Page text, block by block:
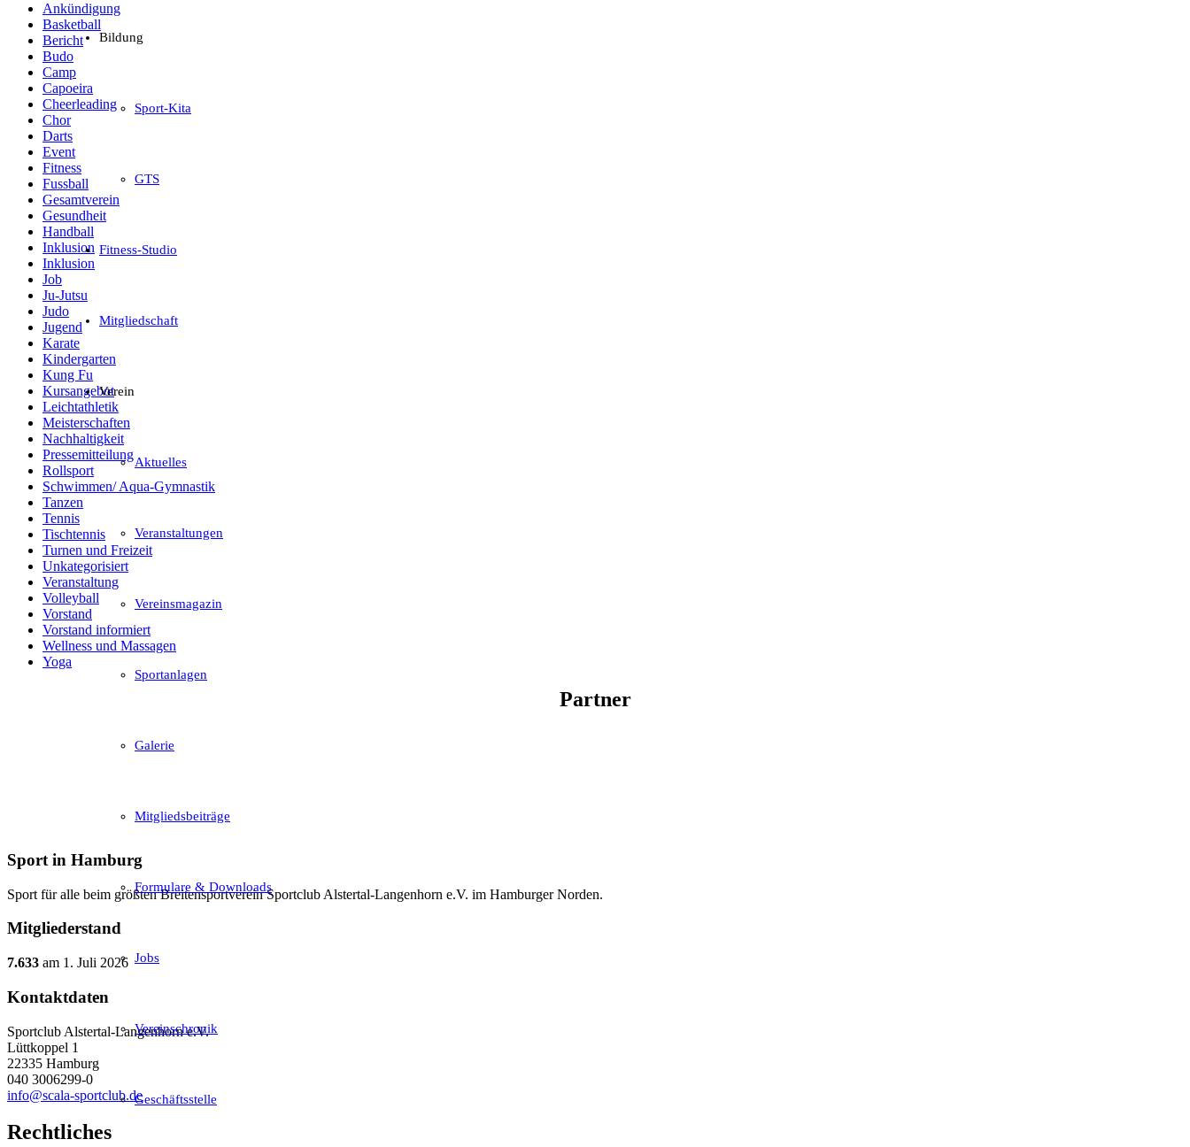
Bildung
Sport-Kita
GTS
Fitness-Studio
Mitgliedschaft
Verein
Aktuelles
Veranstaltungen
Vereinsmagazin
Sportanlagen
Galerie
Mitgliedsbeiträge
Formulare & Downloads
Jobs
Vereinschronik
Geschäftsstelle
Ankündigung
Basketball
Bericht
Budo
Camp
Capoeira
Cheerleading
Chor
Darts
Event
Fitness
Fussball
Gesamtverein
Gesundheit
Handball
Inklusion
Inklusion
Job
Ju-Jutsu
Judo
Jugend
Karate
Kindergarten
Kung Fu
Kursangebot
Leichtathletik
Meisterschaften
Nachhaltigkeit
Pressemitteilung
Rollsport
Schwimmen/ Aqua-Gymnastik
Tanzen
Tennis
Tischtennis
Turnen und Freizeit
Unkategorisiert
Veranstaltung
Volleyball
Vorstand
Vorstand informiert
Wellness und Massagen
Yoga
Partner
Sport in Hamburg
Sport für alle beim größten Breitensportverein Sportclub Alstertal-Langenhorn e.V. im Hamburger Norden.
Mitgliederstand
7.633 am 1. Juli 2026
Kontaktdaten
Sportclub Alstertal-Langenhorn e.V.
Lüttkoppel 1
22335 Hamburg
040 3006299-0
info@scala-sportclub.de
Rechtliches